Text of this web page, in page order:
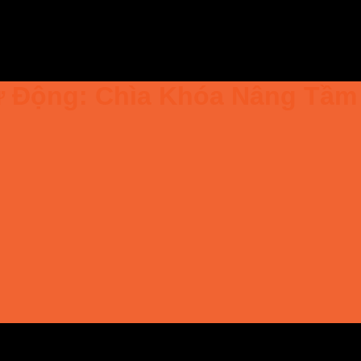
Động: Chìa Khóa Nâng